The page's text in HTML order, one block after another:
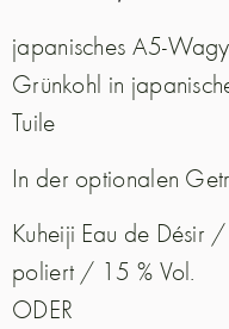
japanisches A5-
Grünkohl in
Tuile
In der optionalen
Kuheiji Eau de Désir
poliert / 15 % Vol.
ODER